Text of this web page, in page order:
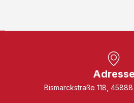
Adresse
Bismarckstraße 118,